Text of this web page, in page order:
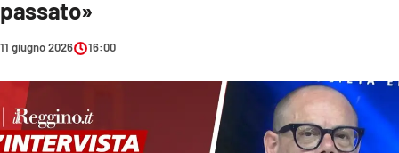
SANITÀ
AMBIENTE
SOCIETÀ
CULTURA
passato»
11 giugno 2026 16:00